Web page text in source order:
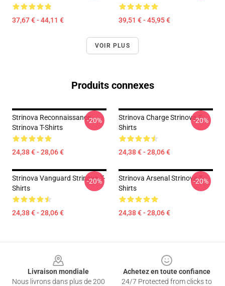
37,67 € - 44,11 € 39,51 € - 45,95 €
VOIR PLUS
Produits connexes
Strinova Reconnaissance
Strinova T-Shirts
24,38 € - 28,06 €
-20%
Strinova Charge Strinova T-
Shirts
24,38 € - 28,06 €
-20%
Strinova Vanguard Strinova T-
Shirts
24,38 € - 28,06 €
-20%
Strinova Arsenal Strinova T-
Shirts
24,38 € - 28,06 €
-20%
Livraison mondiale
Nous livrons dans plus de 200
Achetez en toute confiance
24/7 Protected from clicks to